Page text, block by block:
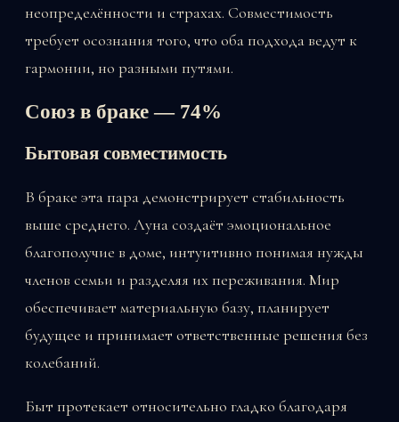
неопределённости и страхах. Совместимость
требует осознания того, что оба подхода ведут к
гармонии, но разными путями.
Союз в браке — 74%
Бытовая совместимость
В браке эта пара демонстрирует стабильность
выше среднего. Луна создаёт эмоциональное
благополучие в доме, интуитивно понимая нужды
членов семьи и разделяя их переживания. Мир
обеспечивает материальную базу, планирует
будущее и принимает ответственные решения без
колебаний.
Быт протекает относительно гладко благодаря